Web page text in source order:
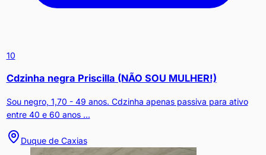
10
Cdzinha negra Priscilla (NÃO SOU MULHER!)
Sou negro, 1,70 - 49 anos. Cdzinha apenas passiva para ativo
entre 40 e 60 anos ...
Duque de Caxias